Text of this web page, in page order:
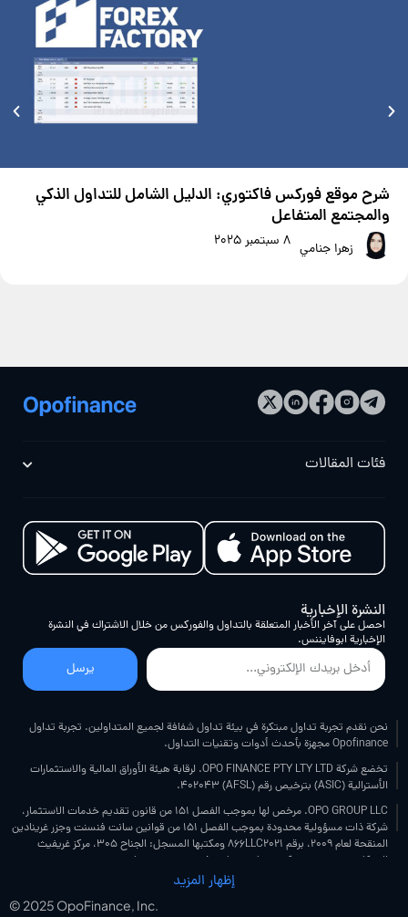
شرح موقع فوركس فاكتوري: الدليل الشامل للتداول الذكي
والمجتمع المتفاعل
زهرا جنامي 8 سبتمبر 2025
فئات المقالات
النشرة الإخبارية
احصل على آخر الأخبار المتعلقة بالتداول والفوركس من خلال الاشتراك في النشرة
الإخبارية ابوفایننس.
يرسل
نحن نقدم تجربة تداول مبتكرة في بيئة تداول شفافة لجميع المتداولين. تجربة تداول
Opofinance مجهزة بأحدث أدوات وتقنيات التداول.
تخضع شركة OPO FINANCE PTY LTY LTD. لرقابة هيئة الأوراق المالية والاستثمارات
الأسترالية (ASIC) بترخيص رقم (AFSL) 402043.
OPO GROUP LLC. مرخص لها بموجب الفصل 151 من قانون تقديم خدمات الاستثمار،
شركة ذات مسؤولية محدودة بموجب الفصل 151 من قوانين سانت فنسنت وجزر غرينادين
المنقحة لعام 2009، برقم 866LLC2021 ومكتبها المسجل: الجناح 305، مركز غريفيث
للشركات، بيتشمونت، كينغستاون، سانت فنسنت وجزر غرينادين.
شركة OPO FINANCE (PTY) LTD مرخصة ومنظمة من قبل هيئة سلوكيات القطاع المالي
في جنوب أفريقيا ("FSCA")، ترخيص رقم 54594 (ساري المفعول في 20 مايو 2025).
إظهار المزيد
© 2025 OpoFinance, Inc.